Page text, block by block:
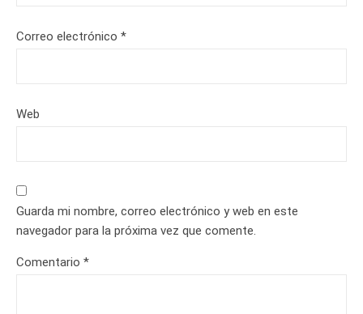
Correo electrónico *
Web
Guarda mi nombre, correo electrónico y web en este
navegador para la próxima vez que comente.
Comentario *